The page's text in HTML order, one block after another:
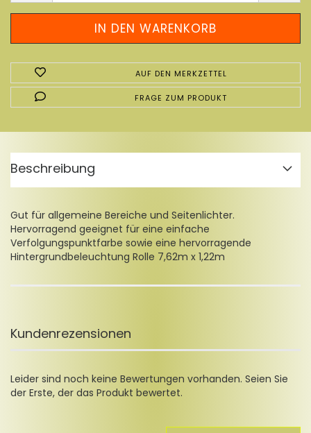
AUF DEN MERKZETTEL
FRAGE ZUM PRODUKT
Beschreibung
Gut für allgemeine Bereiche und Seitenlichter.
Hervorragend geeignet für eine einfache
Verfolgungspunktfarbe sowie eine hervorragende
Hintergrundbeleuchtung Rolle 7,62m x 1,22m
Kundenrezensionen
Leider sind noch keine Bewertungen vorhanden. Seien Sie
der Erste, der das Produkt bewertet.